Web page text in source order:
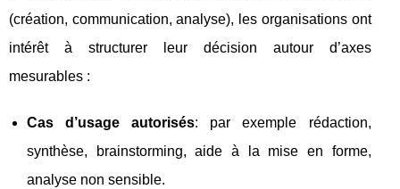
(création, communication, analyse), les organisations ont
intérêt à structurer leur décision autour d’axes
mesurables :
Cas d’usage autorisés: par exemple rédaction,
synthèse, brainstorming, aide à la mise en forme,
analyse non sensible.